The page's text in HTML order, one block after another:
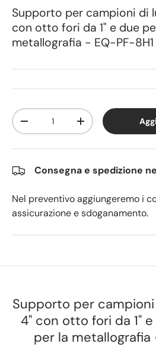
Supporto per campioni di
con otto fori da 1" e due
metallografia - EQ-PF-8H1
Q.tà
Diminuire la quantitàAumenta la
Consegna e spedizione
Nel preventivo aggiungeremo i
assicurazione e sdoganamento.
Supporto per
4" con otto fori da 1"
per la metallografia